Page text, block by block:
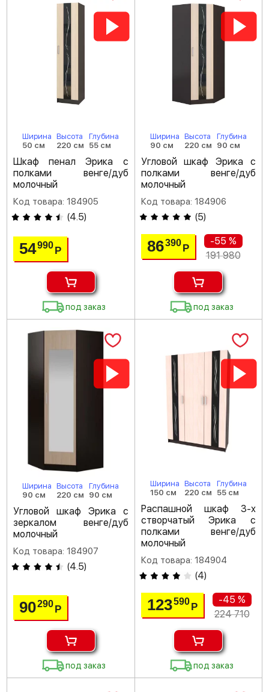
Ширина
50 см
Высота
220 см
Глубина
55 см
Шкаф пенал Эрика с
полками венге/дуб
молочный
Код товара: 184905
(4.5)
54990Р
под заказ
Ширина
90 см
Высота
220 см
Глубина
90 см
Угловой шкаф Эрика с
полками венге/дуб
молочный
Код товара: 184906
(5)
86390 Р
-55 %
191 980
под заказ
Ширина
90 см
Высота
220 см
Глубина
90 см
Угловой шкаф Эрика с
зеркалом венге/дуб
молочный
Код товара: 184907
(4.5)
90290Р
под заказ
Ширина
150 см
Высота
220 см
Глубина
55 см
Распашной шкаф 3-х
створчатый Эрика с
полками венге/дуб
молочный
Код товара: 184904
(4)
123590 Р
-45 %
224 710
под заказ